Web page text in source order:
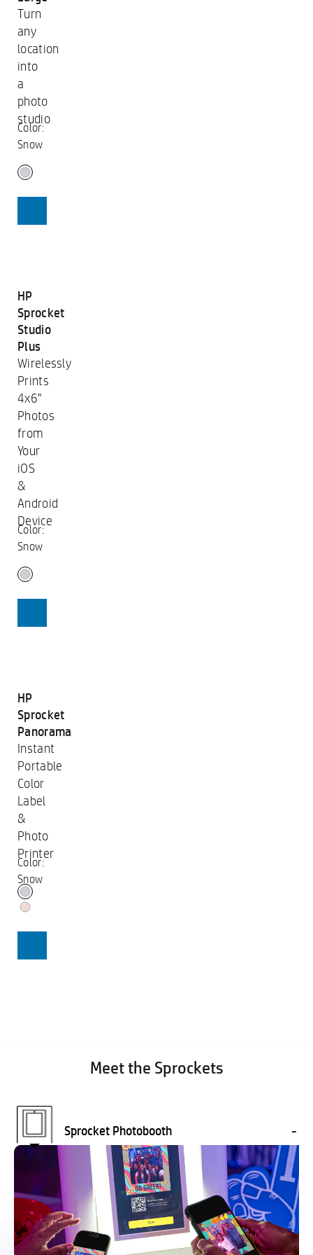
Turn
any
location
into
a
photo
studio
Color:
Snow
HP
Sprocket
Studio
Plus
Wirelessly
Prints
4x6"
Photos
from
Your
iOS
&
Android
Device
Color:
Snow
HP
Sprocket
Panorama
Instant
Portable
Color
Label
&
Photo
Printer
Color:
Snow
Meet the Sprockets
Sprocket Photobooth